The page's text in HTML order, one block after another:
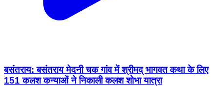
बसंतराय: बसंतराय मेदनी चक गांव में श्रीमद् भागवत कथा के लिए
151 कलश कन्याओं ने निकाली कलश शोभा यात्रा